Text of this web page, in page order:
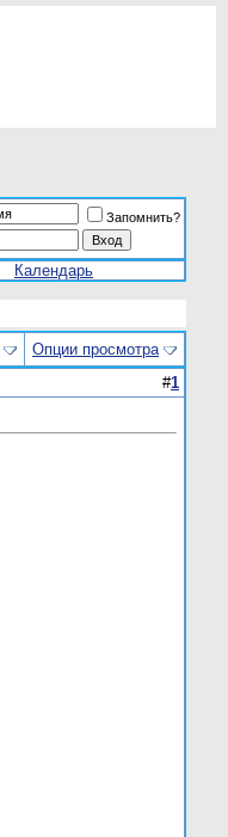
Запомнить?
Календарь
Опции просмотра
#1